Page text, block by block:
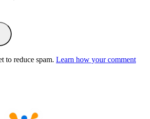
to reduce spam. Learn how your comment